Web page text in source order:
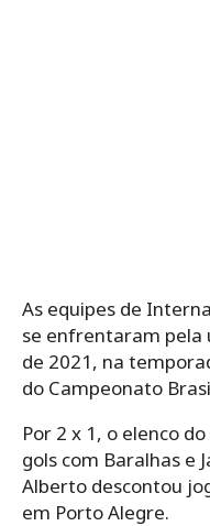
As equipes de
se enfrentaram pela
de 2021, na
do Campeonato
Por 2 x 1, o elenco
gols com Baralhas e
Alberto descontou
em Porto Alegre.